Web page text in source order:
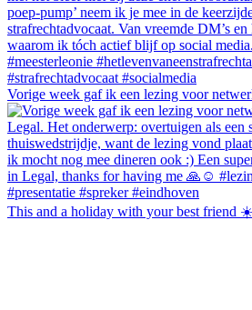
Vorige week gaf ik een lezing voor
This and a holiday with your best